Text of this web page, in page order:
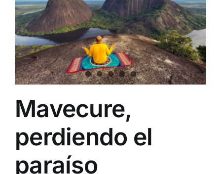
Mavecure,
perdiendo el
paraíso